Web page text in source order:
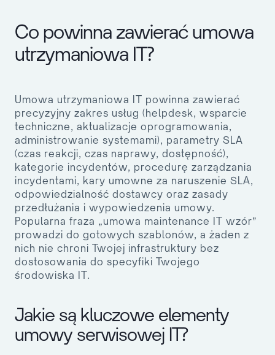
Co powinna zawierać umowa
utrzymaniowa IT?
Umowa utrzymaniowa IT powinna zawierać
precyzyjny zakres usług (helpdesk, wsparcie
techniczne, aktualizacje oprogramowania,
administrowanie systemami), parametry SLA
(czas reakcji, czas naprawy, dostępność),
kategorie incydentów, procedurę zarządzania
incydentami, kary umowne za naruszenie SLA,
odpowiedzialność dostawcy oraz zasady
przedłużania i wypowiedzenia umowy.
Popularna fraza „umowa maintenance IT wzór”
prowadzi do gotowych szablonów, a żaden z
nich nie chroni Twojej infrastruktury bez
dostosowania do specyfiki Twojego
środowiska IT.
Jakie są kluczowe elementy
umowy serwisowej IT?